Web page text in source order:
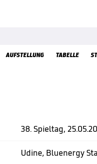
AUFSTELLUNG TABELLE
38. Spieltag,
Udine, Bluenergy